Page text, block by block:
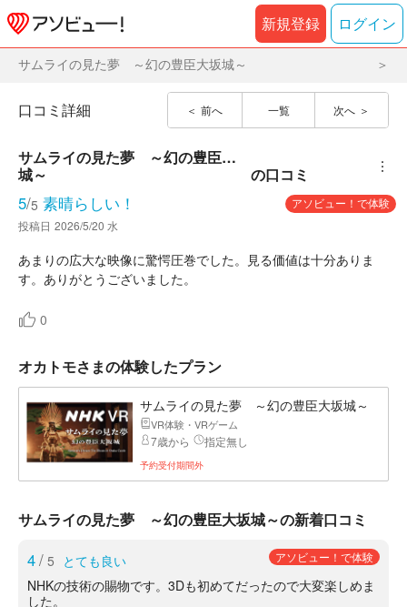
新規登録 ログイン
サムライの見た夢 ～幻の豊臣大坂城～
前へ 一覧 次へ
口コミ詳細
サムライの見た夢　～幻の豊臣大坂
城～
の口コミ ︙
5/5 素晴らしい！
アソビュー！で体験
投稿日 2026/5/20 水
あまりの広大な映像に驚愕圧巻でした。見る価値は十分ありま
0
オカトモさまの体験したプラン
サムライの見た夢 ～幻の豊臣大坂城～
VR体験・VRゲーム
7歳から 指定無し
予約受付期間外
サムライの見た夢 ～幻の豊臣大坂城～の新着口コミ
4/ 5 とても良い アソビュー！で体験
NHKの技術の賜物です。3Dも初めてだったので大変楽しめま
した。